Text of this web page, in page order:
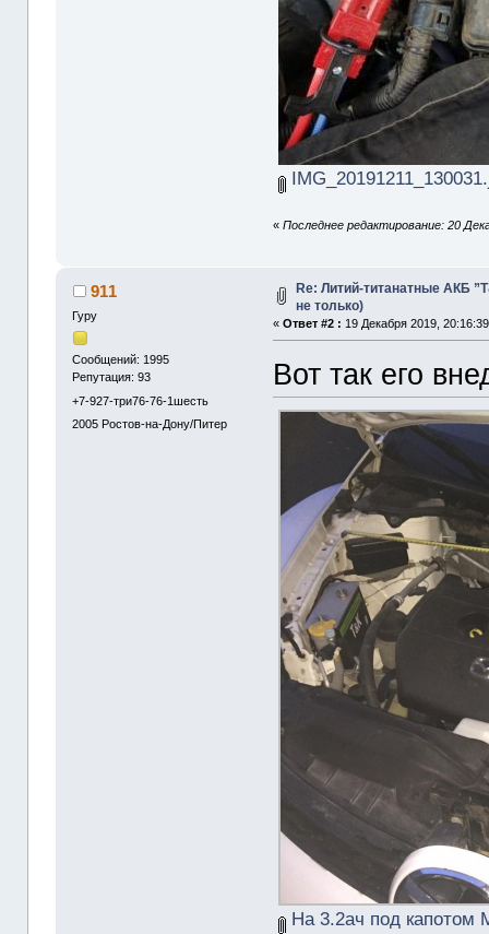
«Последнее редактирование: 20
911
Гуру
Сообщений: 1995
Репутация: 93
+7-927-три76-76-1шесть
2005 Ростов-на-Дону/Питер
Re: Литий-титанатные АКБ
не только)
«Ответ #2 : 19 Декабря 2019,
Вот так его
На 3.2ач под